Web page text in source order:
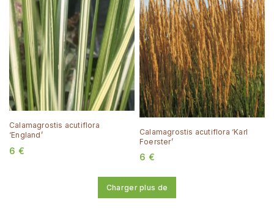
Calamagrostis acutiflora
‘England’
6 €
Calamagrostis acutiflora ‘Karl
Foerster’
6 €
Charger plus de